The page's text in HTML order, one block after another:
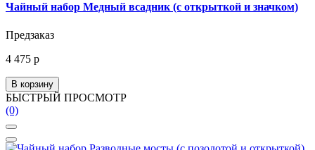
Чайный набор Медный всадник (с открыткой и значком)
Предзаказ
4 475 р
В корзину
БЫСТРЫЙ ПРОСМОТР
(0)